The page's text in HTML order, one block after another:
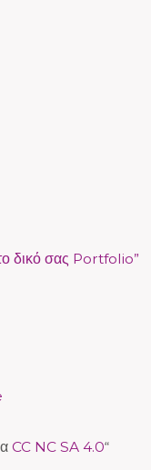
δικό σας Portfolio”
CC NC SA 4.0“